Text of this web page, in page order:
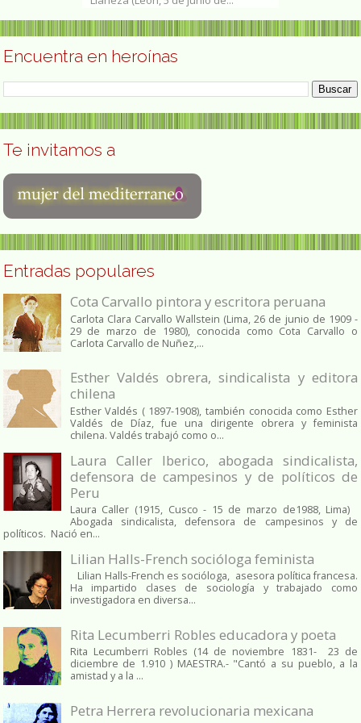
Encuentra en heroínas
Te invitamos a
Entradas populares
Cota Carvallo pintora y escritora peruana
Carlota Clara Carvallo Wallstein (Lima, 26 de junio de 1909 -
29 de marzo de 1980), conocida como Cota Carvallo o
Carlota Carvallo de Nuñez,...
Esther Valdés obrera, sindicalista y editora
chilena
Esther Valdés ( 1897-1908), también conocida como Esther
Valdés de Díaz, fue una dirigente obrera y feminista
chilena. Valdés trabajó como o...
Laura Caller Iberico, abogada sindicalista,
defensora de campesinos y de políticos de
Peru
Laura Caller (1915, Cusco - 15 de marzo de1988, Lima)
Abogada sindicalista, defensora de campesinos y de
políticos. Nació en...
Lilian Halls-French socióloga feminista
Lilian Halls-French es socióloga, asesora política francesa.
Ha impartido clases de sociología y trabajado como
investigadora en diversa...
Rita Lecumberri Robles educadora y poeta
Rita Lecumberri Robles (14 de noviembre 1831- 23 de
diciembre de 1.910 ) MAESTRA.- "Cantó a su pueblo, a la
amistad y a la ...
Petra Herrera revolucionaria mexicana